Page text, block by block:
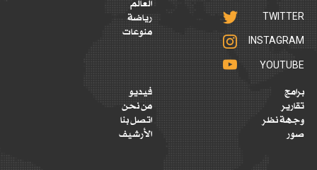
TWITTER
INSTAGRAM
YOUTUBE
العالم
رياضة
منوعات
برامج
تقارير
وجهة نظر
صور
فيديو
من نحن
اتصل بنا
الأرشيف